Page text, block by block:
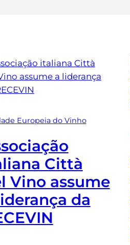
Europeia do Vinho
Città
Vino assume
da